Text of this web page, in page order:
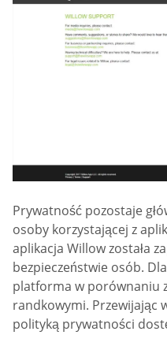
Prywatność pozostaje
osoby korzystającej z
aplikacja Willow została
bezpieczeństwie osób.
platforma w porównaniu
randkowymi. Przewijając
polityką prywatności